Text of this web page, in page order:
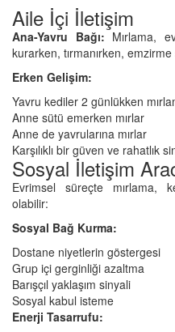
Aile İçi İletişim
Ana-Yavru Bağı: Mırlama,
kurarken, tırmanırken, emzirme
Erken Gelişim:
Yavru kediler 2 günlükken
Anne sütü emerken mırlar
Anne de yavrularına mırlar
Karşılıklı bir güven ve rahatlık
Sosyal İletişim
Evrimsel süreçte mırlama,
olabilir:
Sosyal Bağ Kurma:
Dostane niyetlerin göstergesi
Grup içi gerginliği azaltma
Barışçıl yaklaşım sinyali
Sosyal kabul isteme
Enerji Tasarrufu: